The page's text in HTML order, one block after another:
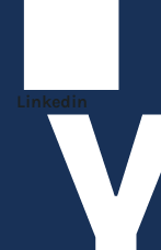
Linkedin